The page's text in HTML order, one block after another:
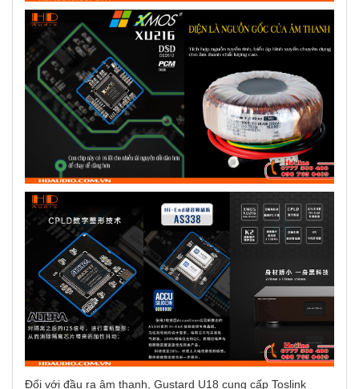
Đối với đầu ra âm thanh, Gustard U18 cung cấp Toslink